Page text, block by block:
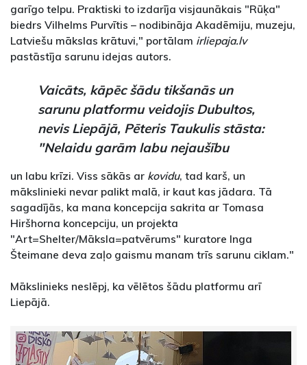
garīgo telpu. Praktiski to izdarīja visjaunākais "Rūķa"
biedrs Vilhelms Purvītis – nodibināja Akadēmiju, muzeju,
Latviešu mākslas krātuvi," portālam irliepaja.lv
pastāstīja sarunu idejas autors.
Vaicāts, kāpēc šādu tikšanās un
sarunu platformu veidojis Dubultos,
nevis Liepājā, Pēteris Taukulis stāsta:
"Nelaidu garām labu nejaušību
un labu krīzi. Viss sākās ar kovidu, tad karš, un
mākslinieki nevar palikt malā, ir kaut kas jādara. Tā
sagadījās, ka mana koncepcija sakrita ar Tomasa
Hiršhorna koncepciju, un projekta
"Art=Shelter/Māksla=patvērums" kuratore Inga
Šteimane deva zaļo gaismu manam trīs sarunu ciklam."
Mākslinieks neslēpj, ka vēlētos šādu platformu arī
Liepājā.